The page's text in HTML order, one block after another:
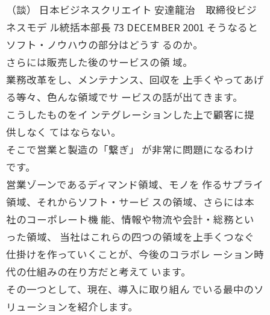
（談） 日本ビジネスクリエイト 安達龍治 取締役ビジ
ネスモデ ル統括本部長 73 DECEMBER 2001 そうなると
ソフト・ノウハウの部分はどうす るのか。
さらには販売した後のサービスの領 域。
業務改革をし、メンテナンス、回収を 上手くやってあげ
る等々、色んな領域でサ ービスの話が出てきます。
こうしたものをイ ンテグレーションした上で顧客に提
供しなく てはならない。
そこで営業と製造の「繋ぎ」 が非常に問題になるわけ
です。
営業ゾーンであるディマンド領域、モノを 作るサプライ
領域、それからソフト・サービ スの領域、さらには本
社のコーポレート機 能、情報や物流や会計・総務とい
った領域、 当社はこれらの四つの領域を上手くつなぐ
仕掛けを作っていくことが、今後のコラボレ ーション時
代の仕組みの在り方だと考えて います。
その一つとして、現在、導入に取り組ん でいる最中のソ
リューションを紹介します。